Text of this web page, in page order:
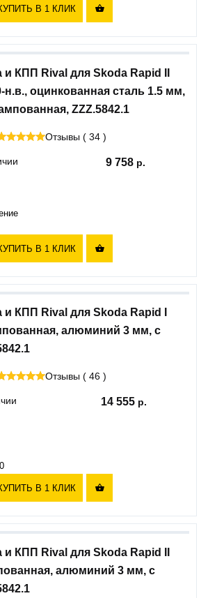
В 1 КЛИК 
и КПП Rival для Skoda Rapid II
н.в., оцинкованная сталь 1.5 мм,
ZZZ.5842.1
Отзывы ( 34 )
9 758
В 1 КЛИК 
и КПП Rival для Skoda Rapid I
алюминий 3 мм, с
Отзывы ( 46 )
14 555
В 1 КЛИК 
и КПП Rival для Skoda Rapid II
алюминий 3 мм, с